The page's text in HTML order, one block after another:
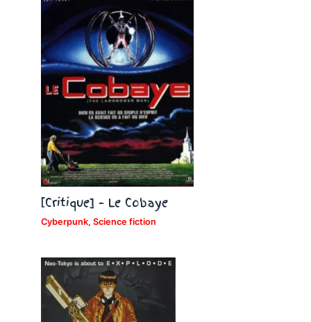
[Critique] – Le Cobaye
Cyberpunk, Science fiction